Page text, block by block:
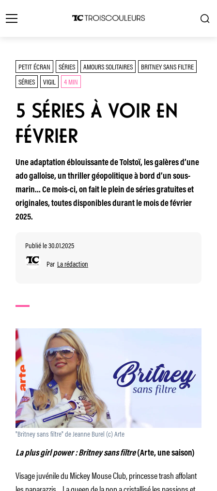
PETIT ÉCRAN SÉRIES AMOURS SOLITAIRES
BRITNEY SANS FILTRE
SÉRIES
VIGIL 4 MIN
5 SÉRIES À VOIR EN
FÉVRIER
Une adaptation éblouissante de Tolstoï, les galères d’une
ado galloise, un thriller géopolitique à bord d’un sous-
marin… Ce mois-ci, on fait le plein de séries gratuites et
originales, toutes disponibles durant le mois de février
2025.
Publié le 30.01.2025
Par La rédaction
"Britney sans filtre" de Jeanne Burel (c) Arte
La plusgirl power: Britney sans filtre(Arte, une saison)
Visage juvénile du Mickey Mouse Club, princesse trash affolant
les paparazzis… La queen de la pop a cristallisé les passions et